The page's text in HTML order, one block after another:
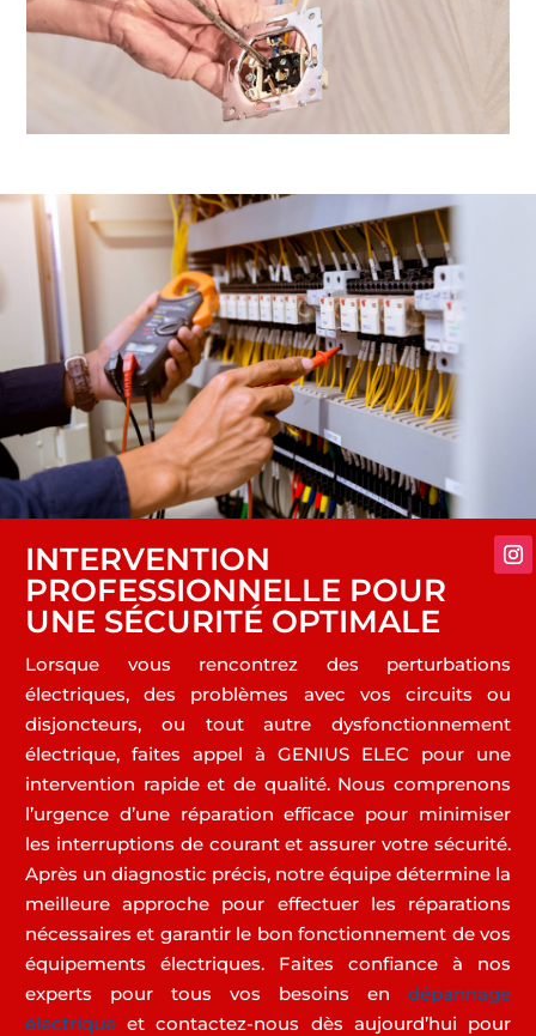
INTERVENTION
PROFESSIONNELLE POUR
UNE SÉCURITÉ OPTIMALE
Lorsque vous rencontrez des perturbations
électriques, des problèmes avec vos circuits ou
disjoncteurs, ou tout autre dysfonctionnement
électrique, faites appel à GENIUS ELEC pour une
intervention rapide et de qualité. Nous comprenons
l’urgence d’une réparation efficace pour minimiser
les interruptions de courant et assurer votre sécurité.
Après un diagnostic précis, notre équipe détermine la
meilleure approche pour effectuer les réparations
nécessaires et garantir le bon fonctionnement de vos
équipements électriques. Faites confiance à nos
experts pour tous vos besoins en dépannage
électrique et contactez-nous dès aujourd’hui pour